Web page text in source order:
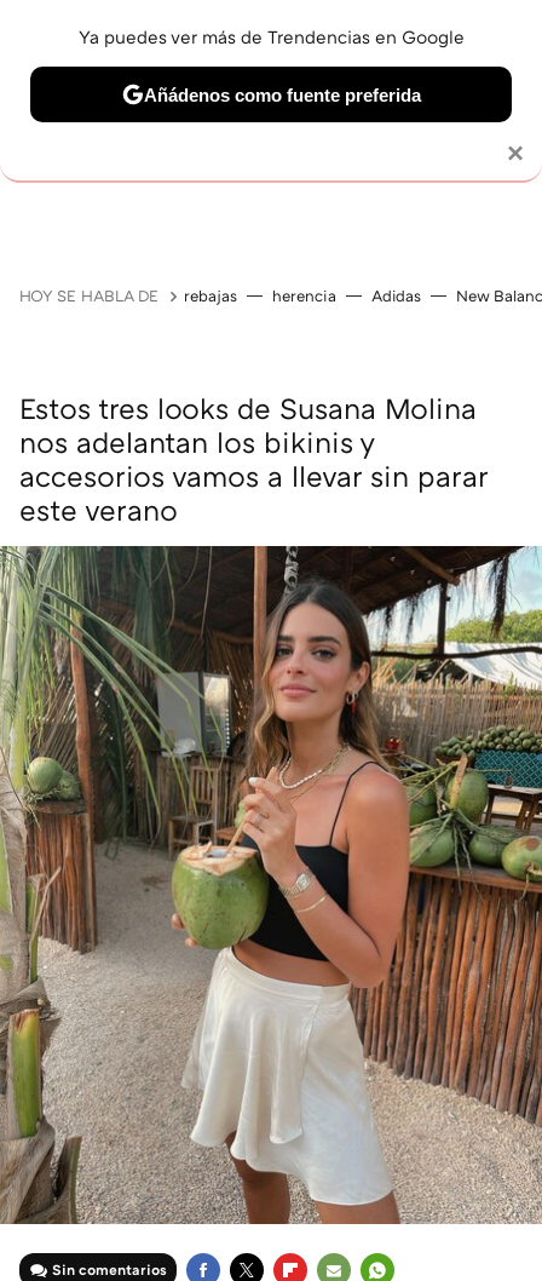
OFERTAS EN
HOY SE HABLA DE rebajas herencia Adidas New
Estos tres looks de Susana Molina
nos adelantan los bikinis y
accesorios vamos a llevar sin parar
este verano
Sin comentarios
×
Ya puedes ver más de Trendencias en Google
Añádenos como fuente preferida